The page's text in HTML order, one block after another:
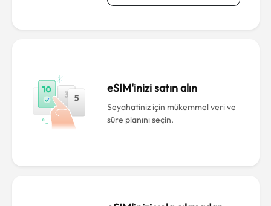
eSIM'inizi satın alın
Seyahatiniz için mükemmel veri ve
süre planını seçin.